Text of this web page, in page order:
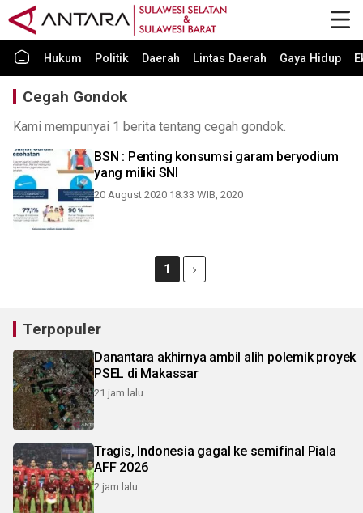
Hukum Politik Daerah Lintas Daerah Gaya Hidup
Cegah Gondok
Kami mempunyai 1 berita tentang cegah gondok.
BSN : Penting konsumsi garam beryodium
yang miliki SNI
20 August 2020 18:33 WIB, 2020
1
Terpopuler
Danantara akhirnya ambil alih polemik proyek
PSEL di Makassar
21 jam lalu
Tragis, Indonesia gagal ke semifinal Piala
AFF 2026
2 jam lalu